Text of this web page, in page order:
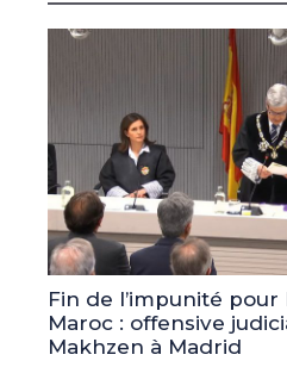
Fin de l’impunité pour
Maroc : offensive
Makhzen à Madrid